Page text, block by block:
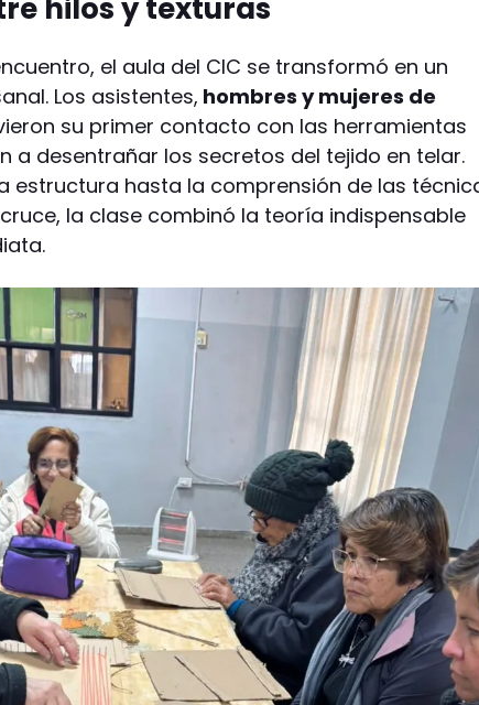
hilos y texturas
el aula del CIC se transformó en un
Los asistentes, hombres y mujeres de
su primer contacto con las herramientas
a desentrañar los secretos del tejido en telar.
estructura hasta la comprensión de las
la clase combinó la teoría indispensable